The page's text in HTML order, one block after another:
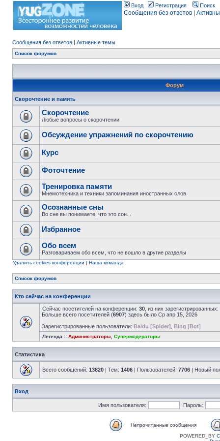
Вход Регистрация Поиск
Сообщения без ответов
Сообщения без ответов | Активные темы
Список форумов
Форум
Скорочтение и память
Скорочтение
Любые вопросы о скорочтении
Обсуждение упражнений по скорочтению
Курс
Фоточтение
Тренировка памяти
Мнемотехника и техники запоминания иностранных слов
Осознанные сны
Во сне вы понимаете, что это сон...
Избранное
Обо всем
Разговариваем обо всем, что не вошло в другие разделы
Удалить cookies конференции | Наша команда
Список форумов
Кто сейчас на конференции
Сейчас посетителей на конференции: 30 , из них
Больше всего посетителей (6907) здесь было Ср апр 15, 2026
Зарегистрированные пользователи: Baidu [Spider] Bing [Bot]
Легенда :: Администраторы Супермодераторы
Статистика
Всего сообщений: 13820 | Тем: 1406 | Пользователей: 7706 | Новый
Вход
Имя пользователя: Пароль:
Непрочитанные сообщения
POWERED_BY